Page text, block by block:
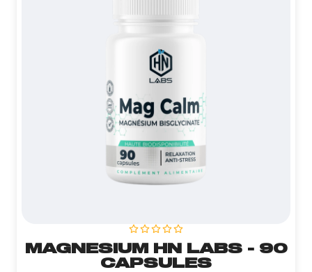
MAGNESIUM HN LABS - 90
CAPSULES